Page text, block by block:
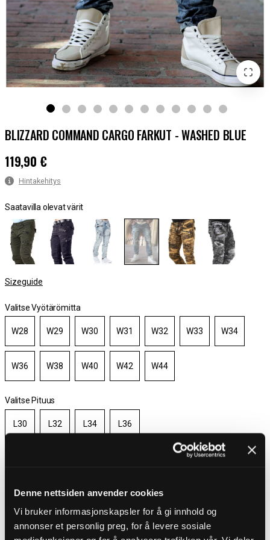
Denne nettsiden anvender cookies
Vi bruker informasjonskapsler for å gi innhold og
annonser et personlig preg, for å levere sosiale
BLIZZARD COMMAND CARGO FARKUT - WASHED BLUE
Hinta:119,90 €
119,90 €
Hintakehitys
Saatavilla olevat värit
Sizeguide
Valitse Vyötärömitta
W28 W29 W30 W31 W32 W33 W34
W36 W38 W40 W42 W44
Valitse Pituus
L30 L32 L34 L36
Valitse koko
Ilmainen toimitus yli 100 € tilauksiin
30 päivän avokauppa
Toimitusaika 3-5 päivää